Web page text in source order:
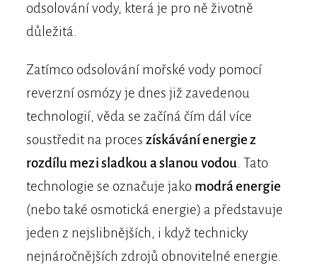
odsolování vody, která je pro ně životně
důležitá.
Zatímco odsolování mořské vody pomocí
reverzní osmózy je dnes již zavedenou
technologií, věda se začíná čím dál více
soustředit na proces získávání energie z
rozdílu mezi sladkou a slanou vodou. Tato
technologie se označuje jako modrá energie
(nebo také osmotická energie) a představuje
jeden z nejslibnějších, i když technicky
nejnáročnějších zdrojů obnovitelné energie.